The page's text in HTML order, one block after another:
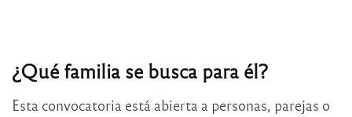
¿Qué familia se busca para él?
Esta convocatoria está abierta a personas, parejas o